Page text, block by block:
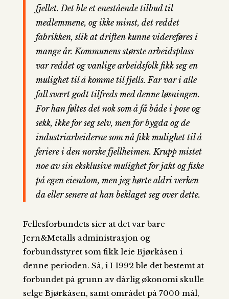
fjellet. Det ble et enestående tilbud til
medlemmene, og ikke minst, det reddet
fabrikken, slik at driften kunne videreføres i
mange år. Kommunens største arbeidsplass
var reddet og vanlige arbeidsfolk fikk seg en
mulighet til å komme til fjells. Far var i alle
fall svært godt tilfreds med denne løsningen.
For han føltes det nok som å få både i pose og
sekk, ikke for seg selv, men for bygda og de
industriarbeiderne som nå fikk mulighet til å
feriere i den norske fjellheimen. Krupp mistet
noe av sin eksklusive mulighet for jakt og fiske
på egen eiendom, men jeg hørte aldri verken
da eller senere at han beklaget seg over dette.
Fellesforbundets sier at det var bare
Jern&Metalls administrasjon og
forbundsstyret som fikk leie Bjørkåsen i
denne perioden. Så, i I 1992 ble det bestemt at
forbundet på grunn av dårlig økonomi skulle
selge Bjørkåsen, samt området på 7000 mål,